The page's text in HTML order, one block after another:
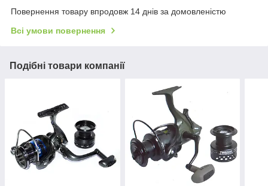
Повернення товару впродовж 14 днів за домовленістю
Всі умови повернення
Подібні товари компанії